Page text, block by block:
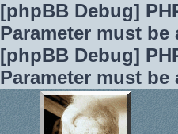
[phpBB Debug]
Parameter must
[phpBB Debug]
Parameter must